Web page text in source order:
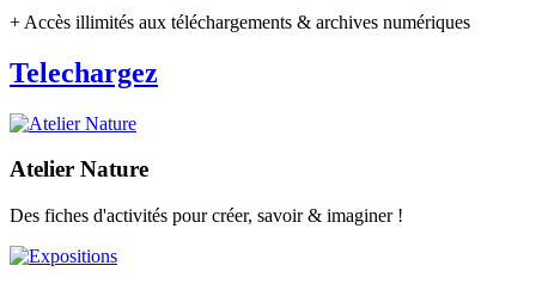
+ Accès illimités aux téléchargements & archives numériques
Telechargez
Atelier Nature
Des fiches d'activités pour créer, savoir & imaginer !